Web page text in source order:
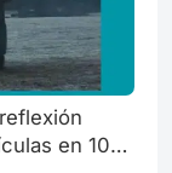
en 10